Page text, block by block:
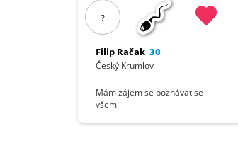
?
Filip Račak 30
Český Krumlov
Mám zájem se poznávat se
všemi